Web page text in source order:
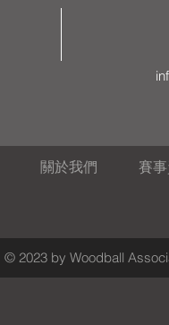
關於我們 賽
© 2023 by Woodball